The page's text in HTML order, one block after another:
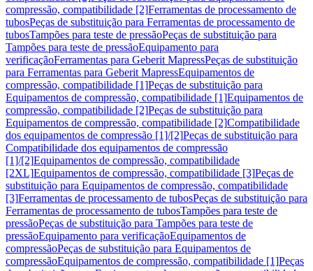
compressão, compatibilidade [2]Ferramentas de processamento de
tubosPeças de substituição para Ferramentas de processamento de
tubosTampões para teste de pressãoPeças de substituição para
Tampões para teste de pressãoEquipamento para
verificaçãoFerramentas para Geberit MapressPeças de substituição
para Ferramentas para Geberit MapressEquipamentos de
compressão, compatibilidade [1]Peças de substituição para
Equipamentos de compressão, compatibilidade [1]Equipamentos de
compressão, compatibilidade [2]Peças de substituição para
Equipamentos de compressão, compatibilidade [2]Compatibilidade
dos equipamentos de compressão [1]/[2]Peças de substituição para
Compatibilidade dos equipamentos de compressão
[1]/[2]Equipamentos de compressão, compatibilidade
[2XL]Equipamentos de compressão, compatibilidade [3]Peças de
substituição para Equipamentos de compressão, compatibilidade
[3]Ferramentas de processamento de tubosPeças de substituição para
Ferramentas de processamento de tubosTampões para teste de
pressãoPeças de substituição para Tampões para teste de
pressãoEquipamento para verificaçãoEquipamentos de
compressãoPeças de substituição para Equipamentos de
compressãoEquipamentos de compressão, compatibilidade [1]Peças